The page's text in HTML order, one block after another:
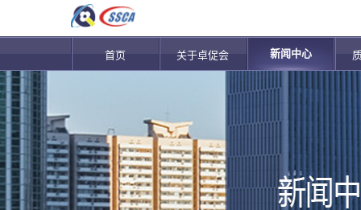
首页 关于卓促会 新闻中心